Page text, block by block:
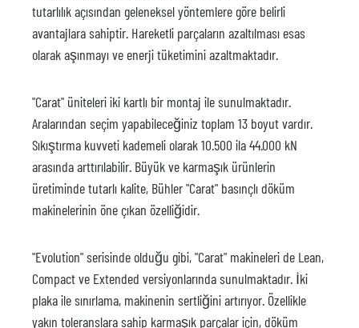
tutarlılık açısından geleneksel yöntemlere göre belirli
avantajlara sahiptir. Hareketli parçaların azaltılması esas
olarak aşınmayı ve enerji tüketimini azaltmaktadır.
"Carat" üniteleri iki kartlı bir montaj ile sunulmaktadır.
Aralarından seçim yapabileceğiniz toplam 13 boyut vardır.
Sıkıştırma kuvveti kademeli olarak 10.500 ila 44.000 kN
arasında arttırılabilir. Büyük ve karmaşık ürünlerin
üretiminde tutarlı kalite, Bühler "Carat" basınçlı döküm
makinelerinin öne çıkan özelliğidir.
"Evolution" serisinde olduğu gibi, "Carat" makineleri de Lean,
Compact ve Extended versiyonlarında sunulmaktadır. İki
plaka ile sınırlama, makinenin sertliğini artırıyor. Özellikle
yakın toleranslara sahip karmaşık parçalar için, döküm